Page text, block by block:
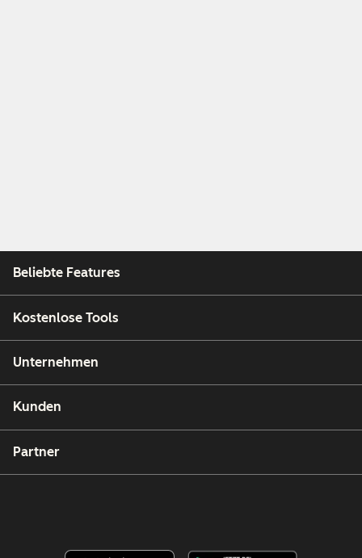
Beliebte Features
Kostenlose Tools
Unternehmen
Kunden
Partner